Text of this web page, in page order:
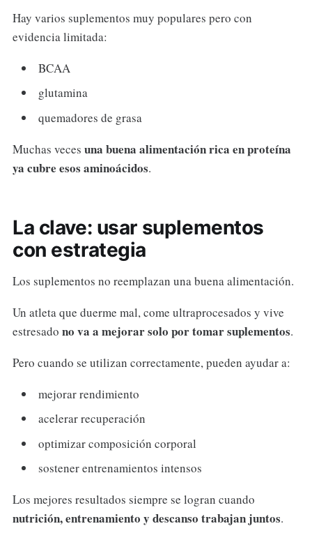
Hay varios suplementos muy populares pero con
evidencia limitada:
BCAA
glutamina
quemadores de grasa
Muchas veces una buena alimentación rica en proteína
ya cubre esos aminoácidos.
La clave: usar suplementos
con estrategia
Los suplementos no reemplazan una buena alimentación.
Un atleta que duerme mal, come ultraprocesados y vive
estresado no va a mejorar solo por tomar suplementos.
Pero cuando se utilizan correctamente, pueden ayudar a:
mejorar rendimiento
acelerar recuperación
optimizar composición corporal
sostener entrenamientos intensos
Los mejores resultados siempre se logran cuando
nutrición, entrenamiento y descanso trabajan juntos.